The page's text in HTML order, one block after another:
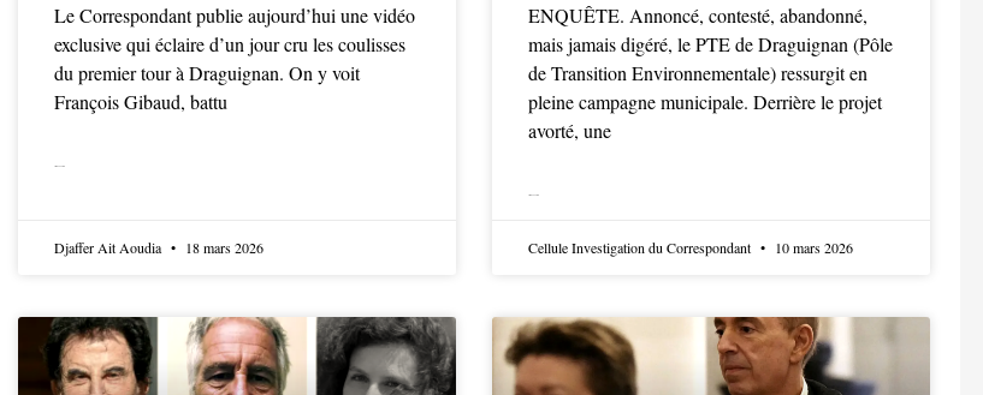
Le Correspondant publie aujourd’hui une vidéo
exclusive qui éclaire d’un jour cru les coulisses
du premier tour à Draguignan. On y voit
François Gibaud, battu
Djaffer Ait Aoudia 18 mars 2026
ENQUÊTE. Annoncé, contesté, abandonné,
mais jamais digéré, le PTE de Draguignan (Pôle
de Transition Environnementale) ressurgit en
pleine campagne municipale. Derrière le projet
avorté, une
Cellule Investigation du Correspondant 10 mars 2026